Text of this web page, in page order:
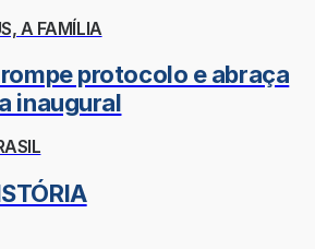
A FAMÍLIA
protocolo e abraça
inaugural